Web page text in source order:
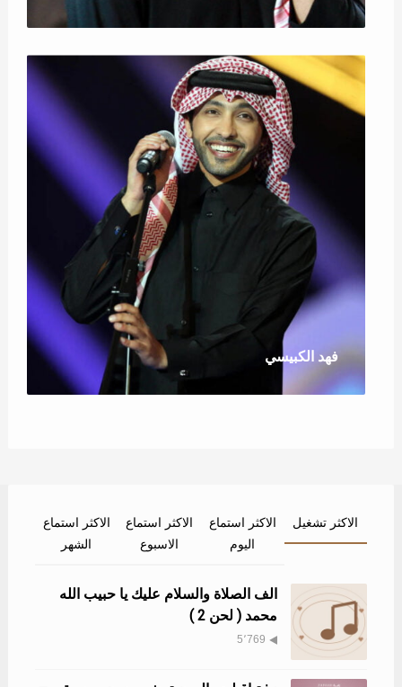
فهد الكبيسي
الاكثر تشغيل
الاكثر استماع
اليوم
الاكثر استماع
الاسبوع
الاكثر استماع
الشهر
الف الصلاة والسلام عليك يا حبيب الله
محمد ( لحن 2 )
5٬769